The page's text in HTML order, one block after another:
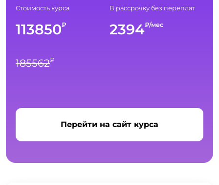
Стоимость курса
113850₽
185562₽
В рассрочку без переплат
2394₽/мес
Перейти на сайт курса